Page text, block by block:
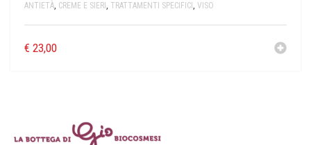
ANTIETÀ, CREME E SIERI , TRATTAMENTI SPECIFICI , VISO
€ 23,00